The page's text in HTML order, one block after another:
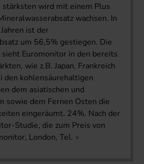
stärksten wird mit einem Plus
wachsen. In
ist der
um 56,5% gestiegen. Die
sieht Euromonitor in den bereits
wie z.B. Japan, Frankreich
den kohlensäurehaltigen
dem asiatischen und
sowie dem Fernen Osten die
eingeräumt. 24%. Nach der
Studie, die zum Preis von
London, Tel.